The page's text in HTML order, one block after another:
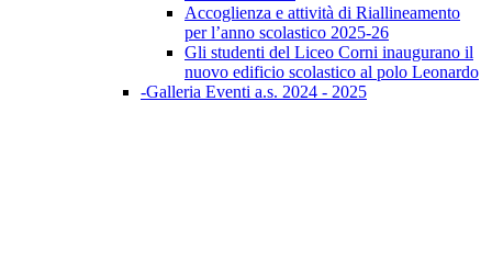
Accoglienza e attività di Riallineamento
per l’anno scolastico 2025-26
Gli studenti del Liceo Corni inaugurano il
nuovo edificio scolastico al polo Leonardo
-Galleria Eventi a.s. 2024 - 2025